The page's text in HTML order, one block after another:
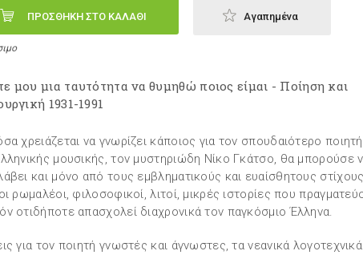
ΠΡΟΣΘΗΚΗ ΣΤΟ ΚΑΛΑΘΙ Αγαπημένα
μου μια ταυτότητα να θυμηθώ ποιος είμαι - Ποίηση και
1931-1991
χρειάζεται να γνωρίζει κάποιος για τον σπουδαιότερο
μουσικής, τον μυστηριώδη Νίκο Γκάτσο, θα μπορούσε
και μόνο από τους εμβληματικούς και ευαίσθητους
ρωμαλέοι, φιλοσοφικοί, λιτοί, μικρές ιστορίες που
οτιδήποτε απασχολεί διαχρονικά τον παγκόσμιο Έλληνα.
για τον ποιητή γνωστές και άγνωστες, τα νεανικά